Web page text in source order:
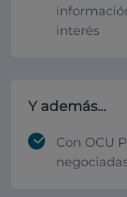
interés
Y además...
Con OCU